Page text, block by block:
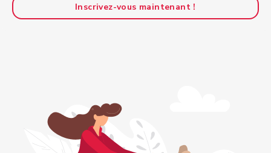
Inscrivez-vous maintenant !